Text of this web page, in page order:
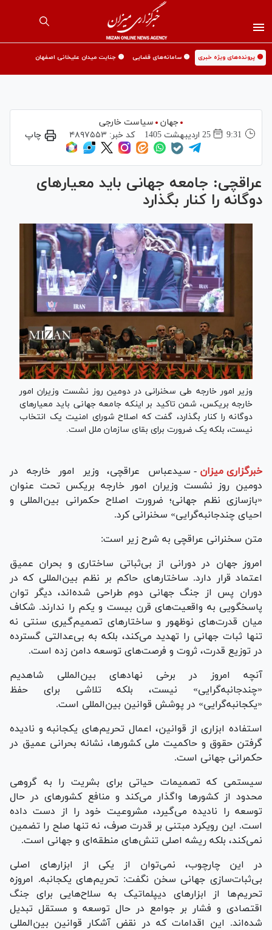
🟡 پرونده‌های ویژه خبری 🟡 سامانه‌های قضایی 🟡 جنایت میدان علیخانی اصفهان
جهان
سیاست خارجی
9:31
25 ارديبهشت 1405 کد خبر: ۴۸۹۷۵۵۳ چاپ
عراقچی: جامعه جهانی باید معیار‌های
دوگانه را کنار بگذارد
وزیر امور خارجه طی سخنرانی در دومین روز نشست وزیران امور
خارجه بریکس، شمن تاکید بر اینکه جامعه جهانی باید معیار‌های
دوگانه را کنار بگذارد، گفت که اصلاح شورای امنیت یک انتخاب
نیست، بلکه یک ضرورت برای بقای سازمان ملل است.
خبرگزاری میزان - سیدعباس عراقچی، وزیر امور خارجه در
دومین روز نشست وزیران امور خارجه بریکس تحت عنوان
«بازسازی نظم جهانی؛ ضرورت اصلاح حکمرانی بین‌المللی و
احیای چندجانبه‌گرایی» سخنرانی کرد.
متن سخنرانی عراقچی به شرح زیر است:
امروز جهان در دورانی از بی‌ثباتی ساختاری و بحران عمیق
اعتماد قرار دارد. ساختار‌های حاکم بر نظم بین‌المللی که در
دوران پس از جنگ جهانی دوم طراحی شده‌اند، دیگر توان
پاسخگویی به واقعیت‌های قرن بیست و یکم را ندارند. شکاف
میان قدرت‌های نوظهور و ساختار‌های تصمیم‌گیری سنتی نه
تنها ثبات جهانی را تهدید می‌کند، بلکه به بی‌عدالتی گسترده
در توزیع قدرت، ثروت و فرصت‌های توسعه دامن زده است.
آنچه امروز در برخی نهاد‌های بین‌المللی شاهدیم
«چندجانبه‌گرایی» نیست، بلکه تلاشی برای حفظ
«یکجانبه‌گرایی» در پوشش قوانین بین‌المللی است.
استفاده ابزاری از قوانین، اعمال تحریم‌های یکجانبه و نادیده
گرفتن حقوق و حاکمیت ملی کشورها، نشانه بحرانی عمیق در
حکمرانی جهانی است.
سیستمی که تصمیمات حیاتی برای بشریت را به گروهی
محدود از کشور‌ها واگذار می‌کند و منافع کشور‌های در حال
توسعه را نادیده می‌گیرد، مشروعیت خود را از دست داده
است. این رویکرد مبتنی بر قدرت صرف، نه تنها صلح را تضمین
نمی‌کند، بلکه ریشه اصلی تنش‌های منطقه‌ای و جهانی است.
در این چارچوب، نمی‌توان از یکی از ابزار‌های اصلی
بی‌ثبات‌سازی جهانی سخن نگفت: تحریم‌های یکجانبه. امروزه
تحریم‌ها از ابزار‌های دیپلماتیک به سلاح‌هایی برای جنگ
اقتصادی و فشار بر جوامع در حال توسعه و مستقل تبدیل
شده‌اند. این اقدامات که در نقض آشکار قوانین بین‌المللی